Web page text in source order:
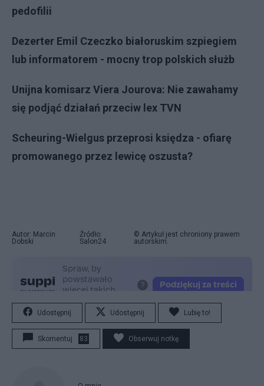
pedofilii
Dezerter Emil Czeczko białoruskim szpiegiem
lub informatorem - mocny trop polskich służb
Unijna komisarz Viera Jourova: Nie zawahamy
się podjąć działań przeciw lex TVN
Scheuring-Wielgus przeprosi księdza - ofiarę
promowanego przez lewicę oszusta?
Autor: Marcin
Dobski
Źródło:
Salon24
© Artykuł jest chroniony prawem
autorskim.
Udostępnij Udostępnij Lubię to!
Skomentuj 83 Obserwuj notkę